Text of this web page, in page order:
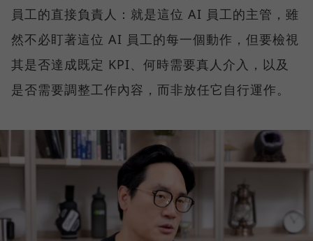
員工的直接負責人：就是這位 AI 員工的主管，雖
然不必盯著這位 AI 員工的每一個動作，但要檢視
其是否達成既定 KPI、何時需要真人介入，以及
是否需要調整工作內容，而非放任它自行運作。